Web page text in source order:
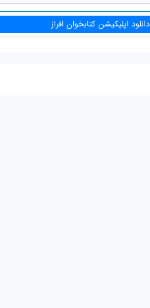
دانلود اپلیکیشن کتابخوان افراز